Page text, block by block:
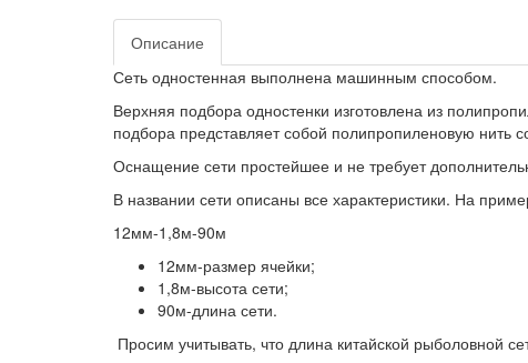
Описание
Сеть одностенная выполнена машинным способом.
Верхняя подбора одностенки изготовлена из
подбора представляет собой полипропиленовую нить
Оснащение сети простейшее и не требует
В названии сети описаны все характеристики. На
12мм-1,8м-90м
12мм-размер ячейки;
1,8м-высота сети;
90м-длина сети.
Просим учитывать, что длина китайской рыболовной